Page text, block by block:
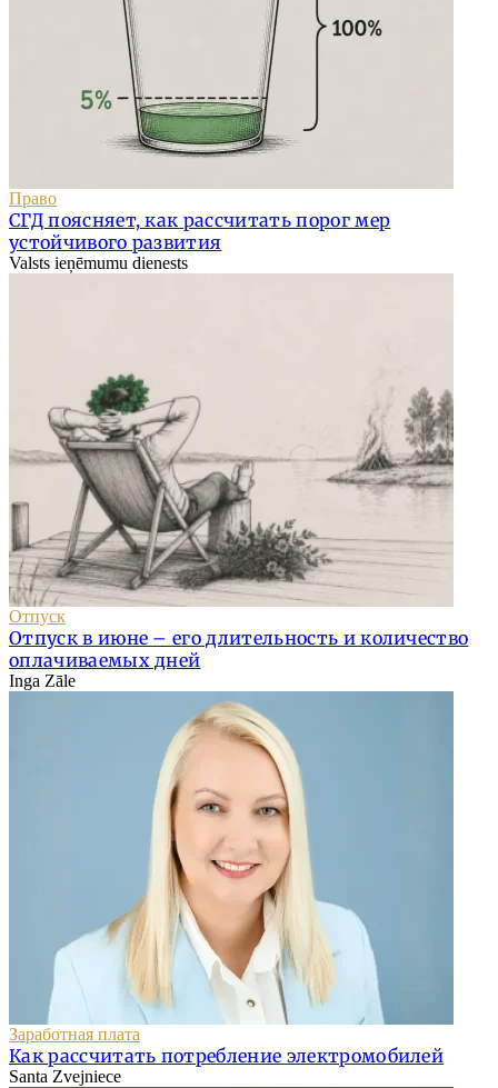
Право
СГД поясняет, как рассчитать порог мер
устойчивого развития
Valsts ieņēmumu dienests
Отпуск
Отпуск в июне – его длительность и количество
оплачиваемых дней
Inga Zāle
Заработная плата
Как рассчитать потребление электромобилей
Santa Zvejniece